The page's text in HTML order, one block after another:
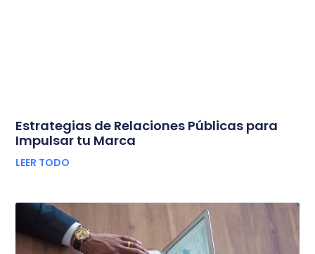
Estrategias de Relaciones Públicas para
Impulsar tu Marca
LEER TODO